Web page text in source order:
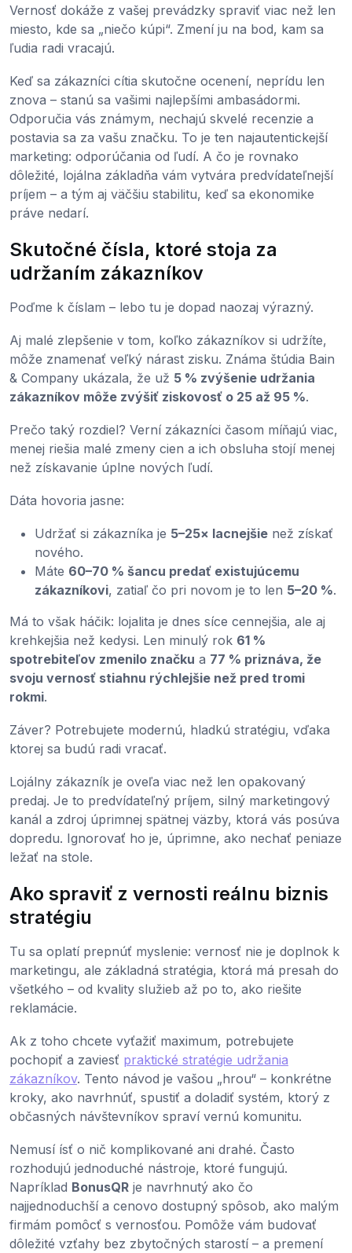
Vernosť dokáže z vašej prevádzky spraviť viac než len
miesto, kde sa „niečo kúpi“. Zmení ju na bod, kam sa
ľudia radi vracajú.
Keď sa zákazníci cítia skutočne ocenení, neprídu len
znova – stanú sa vašimi najlepšími ambasádormi.
Odporučia vás známym, nechajú skvelé recenzie a
postavia sa za vašu značku. To je ten najautentickejší
marketing: odporúčania od ľudí. A čo je rovnako
dôležité, lojálna základňa vám vytvára predvídateľnejší
príjem – a tým aj väčšiu stabilitu, keď sa ekonomike
práve nedarí.
Skutočné čísla, ktoré stoja za
udržaním zákazníkov
Poďme k číslam – lebo tu je dopad naozaj výrazný.
Aj malé zlepšenie v tom, koľko zákazníkov si udržíte,
môže znamenať veľký nárast zisku. Známa štúdia Bain
& Company ukázala, že už 5 % zvýšenie udržania
zákazníkov môže zvýšiť ziskovosť o 25 až 95 %.
Prečo taký rozdiel? Verní zákazníci časom míňajú viac,
menej riešia malé zmeny cien a ich obsluha stojí menej
než získavanie úplne nových ľudí.
Dáta hovoria jasne:
Udržať si zákazníka je 5–25× lacnejšie než získať
nového.
Máte 60–70 % šancu predať existujúcemu
zákazníkovi, zatiaľ čo pri novom je to len 5–20 %.
Má to však háčik: lojalita je dnes síce cennejšia, ale aj
krehkejšia než kedysi. Len minulý rok 61 %
spotrebiteľov zmenilo značku a 77 % priznáva, že
svoju vernosť stiahnu rýchlejšie než pred tromi
rokmi.
Záver? Potrebujete modernú, hladkú stratégiu, vďaka
ktorej sa budú radi vracať.
Lojálny zákazník je oveľa viac než len opakovaný
predaj. Je to predvídateľný príjem, silný marketingový
kanál a zdroj úprimnej spätnej väzby, ktorá vás posúva
dopredu. Ignorovať ho je, úprimne, ako nechať peniaze
ležať na stole.
Ako spraviť z vernosti reálnu biznis
stratégiu
Tu sa oplatí prepnúť myslenie: vernosť nie je doplnok k
marketingu, ale základná stratégia, ktorá má presah do
všetkého – od kvality služieb až po to, ako riešite
reklamácie.
Ak z toho chcete vyťažiť maximum, potrebujete
pochopiť a zaviesť praktické stratégie udržania
zákazníkov. Tento návod je vašou „hrou“ – konkrétne
kroky, ako navrhnúť, spustiť a doladiť systém, ktorý z
občasných návštevníkov spraví vernú komunitu.
Nemusí ísť o nič komplikované ani drahé. Často
rozhodujú jednoduché nástroje, ktoré fungujú.
Napríklad BonusQR je navrhnutý ako čo
najjednoduchší a cenovo dostupný spôsob, ako malým
firmám pomôcť s vernosťou. Pomôže vám budovať
dôležité vzťahy bez zbytočných starostí – a premení